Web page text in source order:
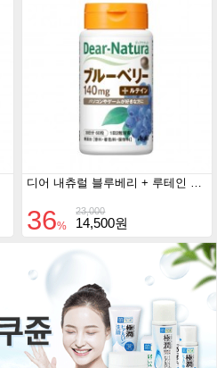
디어 내츄럴 블루베리 + 루테인 30일분
23,000
36% 14,500원